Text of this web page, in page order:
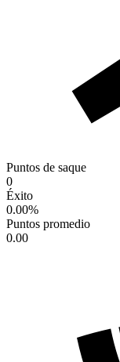
Puntos de saque
0
Éxito
0.00%
Puntos promedio
0.00